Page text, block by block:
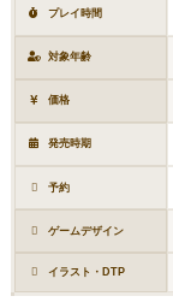
プレイ時間
対象年齢
価格
発売時期
予約
ゲームデザイン
イラスト・DTP